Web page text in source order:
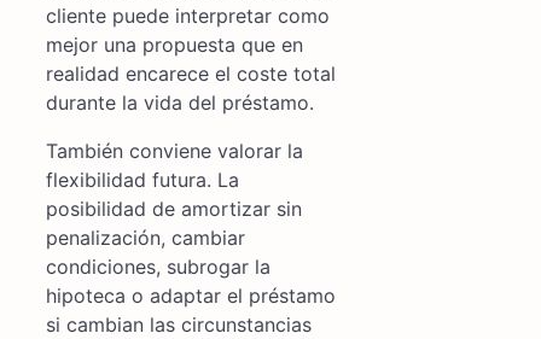
cliente puede interpretar como
mejor una propuesta que en
realidad encarece el coste total
durante la vida del préstamo.
También conviene valorar la
flexibilidad futura. La
posibilidad de amortizar sin
penalización, cambiar
condiciones, subrogar la
hipoteca o adaptar el préstamo
si cambian las circunstancias